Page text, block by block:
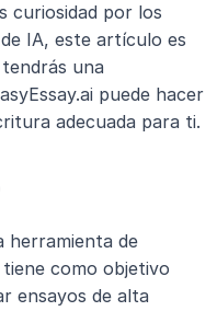
curiosidad por los
IA, este artículo es
una
puede hacer
adecuada para ti.
herramienta de
como objetivo
ensayos de alta